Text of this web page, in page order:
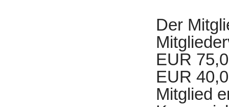
Der
EUR
EUR
Mitglied